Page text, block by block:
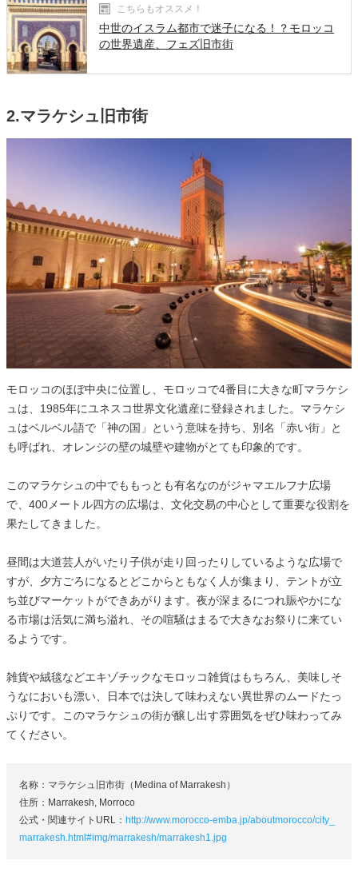
こちらもオススメ！
中世のイスラム都市で迷子になる！？モロッコ
の世界遺産、フェズ旧市街
2.マラケシュ旧市街
モロッコのほぼ中央に位置し、モロッコで4番目に大きな町マラケシ
ュは、1985年にユネスコ世界文化遺産に登録されました。マラケシ
ュはベルベル語で「神の国」という意味を持ち、別名「赤い街」と
も呼ばれ、オレンジの壁の城壁や建物がとても印象的です。
このマラケシュの中でももっとも有名なのがジャマエルフナ広場
で、400メートル四方の広場は、文化交易の中心として重要な役割を
果たしてきました。
昼間は大道芸人がいたり子供が走り回ったりしているような広場で
すが、夕方ごろになるとどこからともなく人が集まり、テントが立
ち並びマーケットができあがります。夜が深まるにつれ賑やかにな
る市場は活気に満ち溢れ、その喧騒はまるで大きなお祭りに来てい
るようです。
雑貨や絨毯などエキゾチックなモロッコ雑貨はもちろん、美味しそ
うなにおいも漂い、日本では決して味わえない異世界のムードたっ
ぷりです。このマラケシュの街が醸し出す雰囲気をぜひ味わってみ
てください。
名称：マラケシュ旧市街（Medina of Marrakesh）
住所：Marrakesh, Morroco
公式・関連サイトURL： http://www.morocco-emba.jp/aboutmorocco/city_
marrakesh.html#img/marrakesh/marrakesh1.jpg